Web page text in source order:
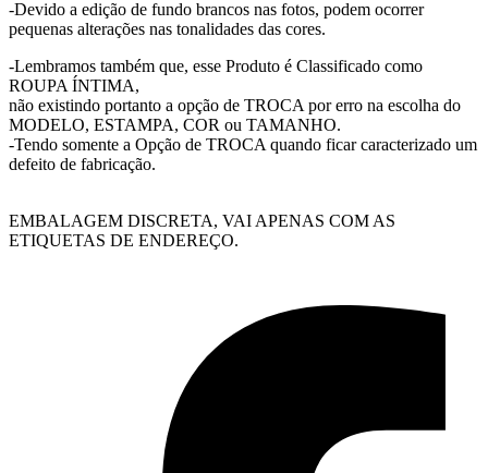
-Devido a edição de fundo brancos nas fotos, podem ocorrer
pequenas alterações nas tonalidades das cores.
-Lembramos também que, esse Produto é Classificado como
ROUPA ÍNTIMA,
não existindo portanto a opção de TROCA por erro na escolha do
MODELO, ESTAMPA, COR ou TAMANHO.
-Tendo somente a Opção de TROCA quando ficar caracterizado um
defeito de fabricação.
EMBALAGEM DISCRETA, VAI APENAS COM AS
ETIQUETAS DE ENDEREÇO.